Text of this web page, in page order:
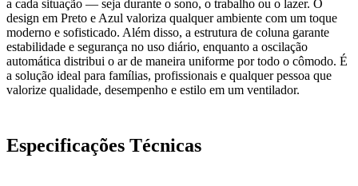
a cada situação — seja durante o sono, o trabalho ou o lazer. O
design em Preto e Azul valoriza qualquer ambiente com um toque
moderno e sofisticado. Além disso, a estrutura de coluna garante
estabilidade e segurança no uso diário, enquanto a oscilação
automática distribui o ar de maneira uniforme por todo o cômodo. É
a solução ideal para famílias, profissionais e qualquer pessoa que
valorize qualidade, desempenho e estilo em um ventilador.
Especificações Técnicas